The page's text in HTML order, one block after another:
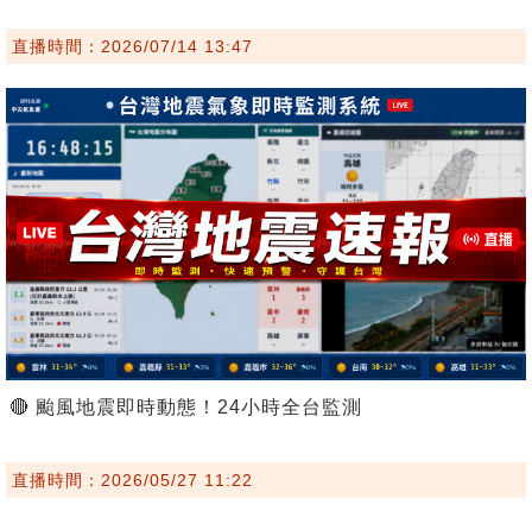
直播時間：2026/07/14 13:47
🔴 颱風地震即時動態！24小時全台監測
直播時間：2026/05/27 11:22